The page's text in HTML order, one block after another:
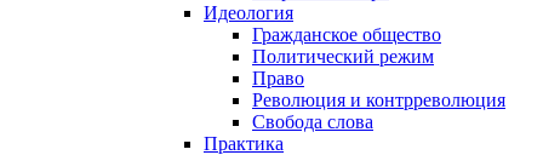
Идеология
Гражданское общество
Политический режим
Право
Революция и контрреволюция
Свобода слова
Практика